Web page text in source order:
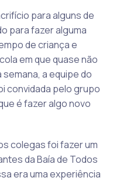
para alguns de
para fazer alguma
de criança e
em que quase não
semana, a equipe do
convidada pelo grupo
é fazer algo novo
colegas foi fazer um
da Baía de Todos
era uma experiência